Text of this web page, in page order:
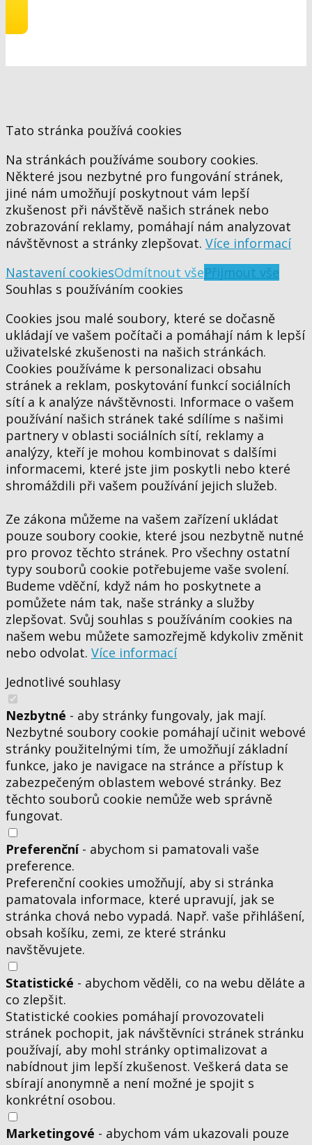
Tato stránka používá cookies
Na stránkách používáme soubory cookies.
Některé jsou nezbytné pro fungování stránek,
jiné nám umožňují poskytnout vám lepší
zkušenost při návštěvě našich stránek nebo
zobrazování reklamy, pomáhají nám analyzovat
návštěvnost a stránky zlepšovat. Více informací
Nastavení cookiesOdmítnout všePřijmout vše
Souhlas s používáním cookies
Cookies jsou malé soubory, které se dočasně
ukládají ve vašem počítači a pomáhají nám k lepší
uživatelské zkušenosti na našich stránkách.
Cookies používáme k personalizaci obsahu
stránek a reklam, poskytování funkcí sociálních
sítí a k analýze návštěvnosti. Informace o vašem
používání našich stránek také sdílíme s našimi
partnery v oblasti sociálních sítí, reklamy a
analýzy, kteří je mohou kombinovat s dalšími
informacemi, které jste jim poskytli nebo které
shromáždili při vašem používání jejich služeb.
Ze zákona můžeme na vašem zařízení ukládat
pouze soubory cookie, které jsou nezbytně nutné
pro provoz těchto stránek. Pro všechny ostatní
typy souborů cookie potřebujeme vaše svolení.
Budeme vděční, když nám ho poskytnete a
pomůžete nám tak, naše stránky a služby
zlepšovat. Svůj souhlas s používáním cookies na
našem webu můžete samozřejmě kdykoliv změnit
nebo odvolat. Více informací
Jednotlivé souhlasy
Nezbytné - aby stránky fungovaly, jak mají.
Nezbytné soubory cookie pomáhají učinit webové
stránky použitelnými tím, že umožňují základní
funkce, jako je navigace na stránce a přístup k
zabezpečeným oblastem webové stránky. Bez
těchto souborů cookie nemůže web správně
fungovat.
Preferenční- abychom si pamatovali vaše
preference.
Preferenční cookies umožňují, aby si stránka
pamatovala informace, které upravují, jak se
stránka chová nebo vypadá. Např. vaše přihlášení,
obsah košíku, zemi, ze které stránku
navštěvujete.
Statistické - abychom věděli, co na webu děláte a
co zlepšit.
Statistické cookies pomáhají provozovateli
stránek pochopit, jak návštěvníci stránek stránku
používají, aby mohl stránky optimalizovat a
nabídnout jim lepší zkušenost. Veškerá data se
sbírají anonymně a není možné je spojit s
konkrétní osobou.
Marketingové - abychom vám ukazovali pouze